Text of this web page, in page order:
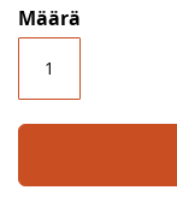
images
gallery
Määrä